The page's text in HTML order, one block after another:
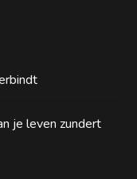
je leven zundert